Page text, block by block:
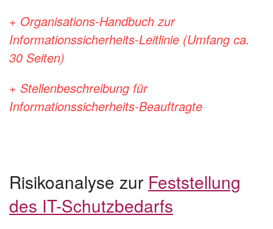
+ Organisations-Handbuch zur
Informationssicherheits-Leitlinie (Umfang ca.
30 Seiten)
+ Stellenbeschreibung für
Informationssicherheits-Beauftragte
Risikoanalyse zur Feststellung
des IT-Schutzbedarfs